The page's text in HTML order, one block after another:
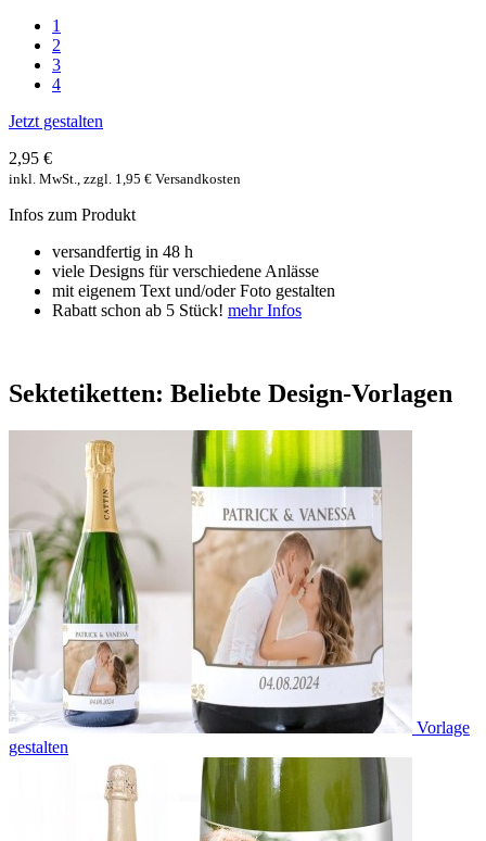
1
2
3
4
Jetzt gestalten
2,95 €
inkl. MwSt., zzgl. 1,95 € Versandkosten
Infos zum Produkt
versandfertig in 48 h
viele Designs für verschiedene Anlässe
mit eigenem Text und/oder Foto gestalten
Rabatt schon ab 5 Stück! mehr Infos
Sektetiketten: Beliebte Design-Vorlagen
Vorlage
gestalten